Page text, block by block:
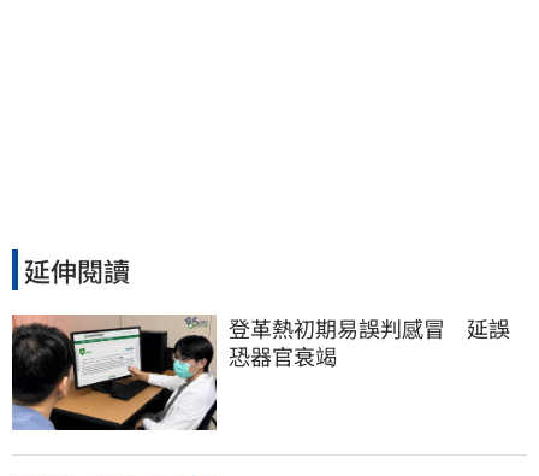
延伸閱讀
登革熱初期易誤判感冒　延誤
恐器官衰竭